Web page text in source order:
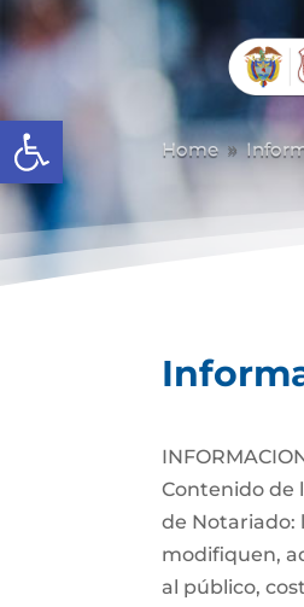
Abrir barra de herramientas
Home 9
Contenido de
de Notariado:
modifiquen,
al público,